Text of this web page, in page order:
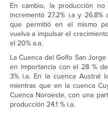
En cambio, la producción
incrementó 27.2% i.a y
que permitió en el mismo
vuelva a impulsar el
el 20% a.a.
La Cuenca del Golfo San
en importancia con el 28 %
3% i.a. En la cuenca Austral
mientras que en la cuenca
Cuenca Noroeste, con una
producción 24.1 % i.a.